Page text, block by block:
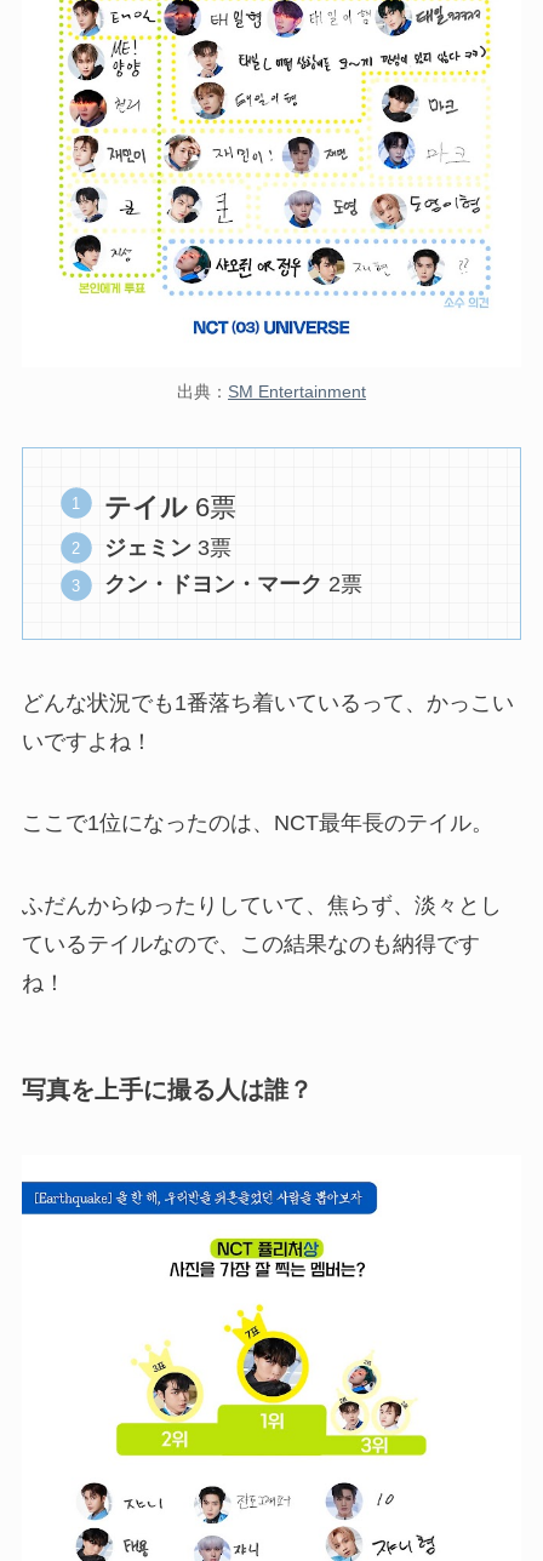
出典： SM Entertainment
テイル 6票
ジェミン 3票
クン・ドヨン・マーク 2票
どんな状況でも1番落ち着いているって、かっこい
いですよね！
ここで1位になったのは、NCT最年長のテイル。
ふだんからゆったりしていて、焦らず、淡々とし
ているテイルなので、この結果なのも納得です
ね！
写真を上手に撮る人は誰？